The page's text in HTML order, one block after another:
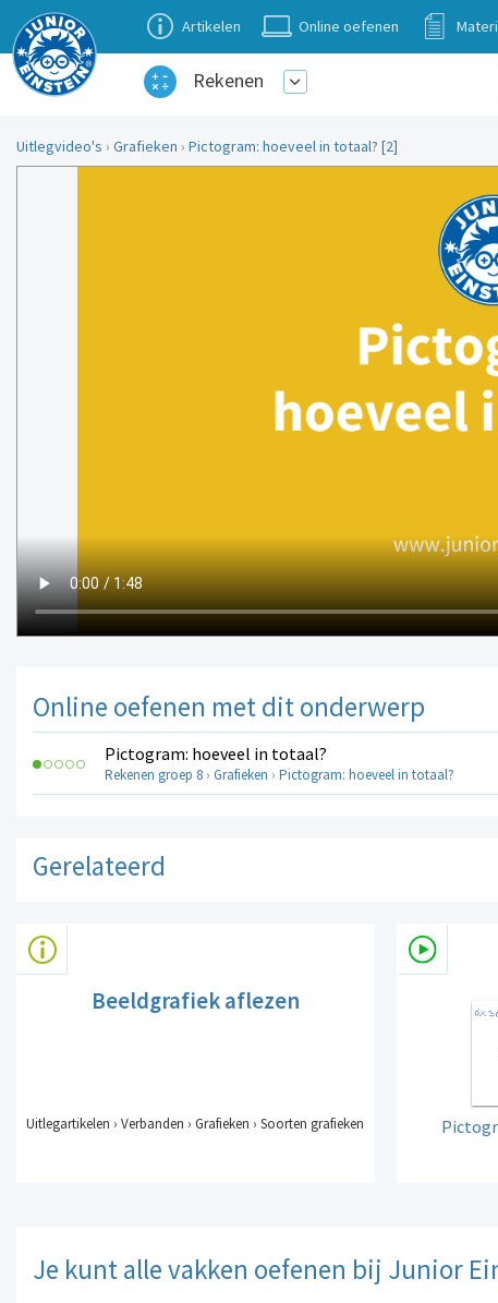
Artikelen Online oefenen
Rekenen
Uitlegvideo's › Grafieken › Pictogram: hoeveel in totaal? [2]
Online oefenen met dit onderwerp
Pictogram: hoeveel in totaal?
Rekenen groep 8 › Grafieken › Pictogram: hoeveel in totaal?
Gerelateerd
Beeldgrafiek aflezen
Uitlegartikelen › Verbanden › Grafieken › Soorten grafieken
Je kunt alle vakken oefenen bij Junior